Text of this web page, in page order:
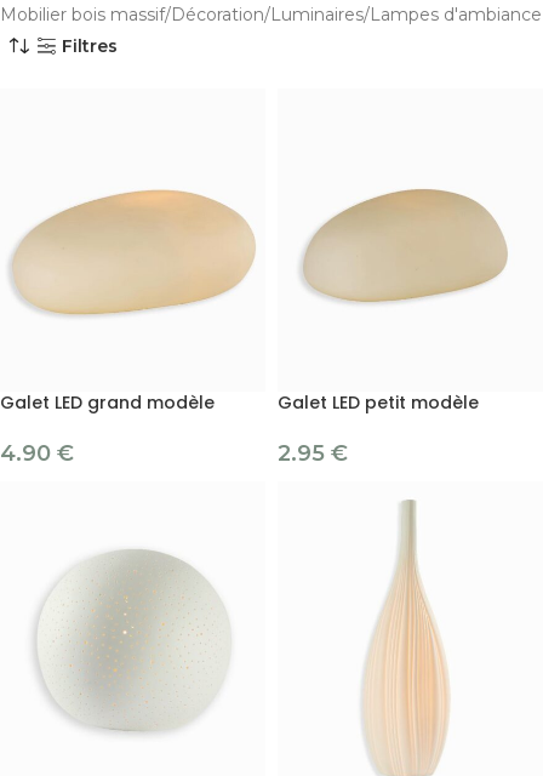
Mobilier bois massif Décoration Luminaires Lampes d'ambiance
Filtres
Galet LED grand modèle
4.90 €
Galet LED petit modèle
2.95 €